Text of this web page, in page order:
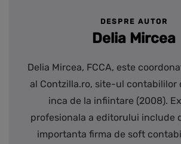
DESPRE AUTOR
Delia Mircea
Delia Mircea, FCCA, este
al Contzilla.ro, site-ul contabililor
inca de la infiintare (2008).
profesionala a editorului include
importanta firma de soft